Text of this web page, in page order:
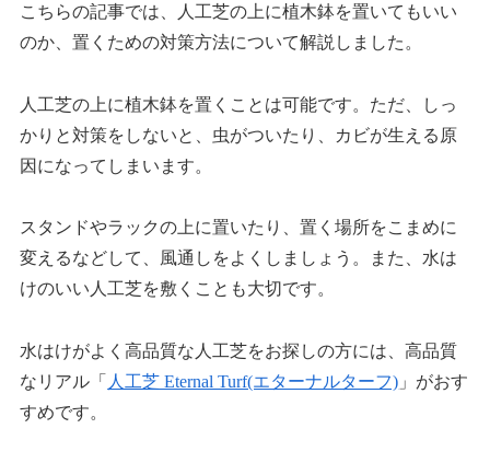
こちらの記事では、人工芝の上に植木鉢を置いてもいい
のか、置くための対策方法について解説しました。
人工芝の上に植木鉢を置くことは可能です。ただ、しっ
かりと対策をしないと、虫がついたり、カビが生える原
因になってしまいます。
スタンドやラックの上に置いたり、置く場所をこまめに
変えるなどして、風通しをよくしましょう。また、水は
けのいい人工芝を敷くことも大切です。
水はけがよく高品質な人工芝をお探しの方には、高品質
なリアル「 人工芝 Eternal Turf(エターナルターフ) 」がおす
すめです。